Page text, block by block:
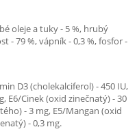
oleje a tuky - 5 %, hrubý
- 79 %, vápník - 0,3 %, fosfor -
D3 (cholekalciferol) - 450 IU,
E6/Cinek (oxid zinečnatý) - 30
- 3 mg, E5/Mangan (oxid
- 0,3 mg.